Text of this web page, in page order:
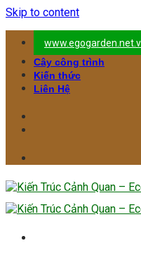
Skip to content
Cây công trình
Kiến thức
Liên Hệ